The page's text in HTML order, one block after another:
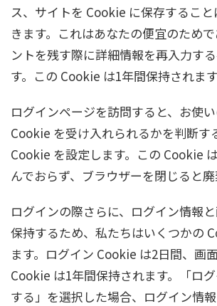
ス、サイトを Cookie に保存するこ
きます。これはあなたの便宜のため
ントを残す際に詳細情報を再入力す
す。この Cookie は1年間保持されます
ログインページを訪問すると、お使
Cookie を受け入れられるかを判断す
Cookie を設定します。この Cookie
んでおらず、ブラウザーを閉じると廃
ログインの際さらに、ログイン情報
保持するため、私たちはいくつかの
ます。ログイン Cookie は2日間、画
Cookie は1年間保持されます。「ロ
する」を選択した場合、ログイン情